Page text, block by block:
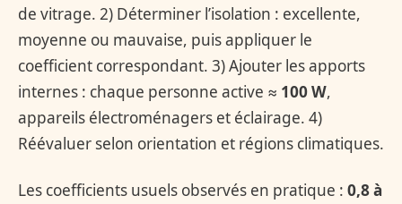
de vitrage. 2) Déterminer l’isolation : excellente,
moyenne ou mauvaise, puis appliquer le
coefficient correspondant. 3) Ajouter les apports
internes : chaque personne active ≈ 100 W,
appareils électroménagers et éclairage. 4)
Réévaluer selon orientation et régions climatiques.
Les coefficients usuels observés en pratique : 0,8 à